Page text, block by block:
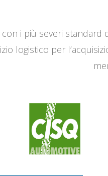
con i più severi
logistico per